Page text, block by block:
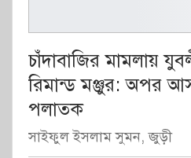
চাঁদাবাজির মামলায়
রিমান্ড মঞ্জুর: অপর
পলাতক
সাইফুল ইসলাম সুমন, জুড়ী